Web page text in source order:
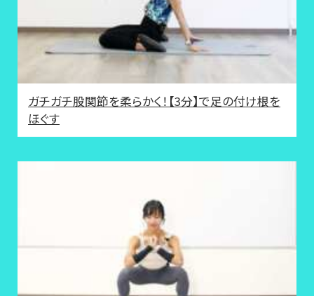
ガチガチ股関節を柔らかく！【3分】で足の付け根を
ほぐす